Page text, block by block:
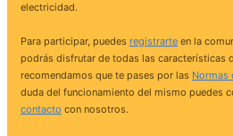
electricidad.
Para participar, puedes registrarte en la
podrás disfrutar de todas las características
recomendamos que te pases por las Normas
duda del funcionamiento del mismo puedes
contacto con nosotros.